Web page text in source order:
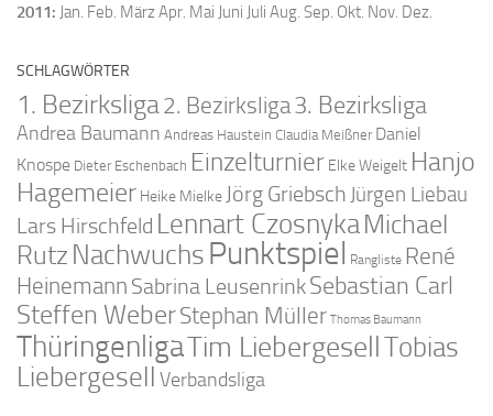
2011: Jan. Feb. MärzApr. Mai Juni Juli Aug. Sep. Okt. Nov. Dez.
SCHLAGWÖRTER
1. Bezirksliga2. Bezirksliga 3. Bezirksliga
Andrea Baumann Andreas Haustein Claudia Meißner Daniel
Knospe Dieter Eschenbach Einzelturnier Elke Weigelt Hanjo
Hagemeier Heike Mielke Jörg Griebsch Jürgen Liebau
Lars Hirschfeld Lennart Czosnyka Michael
Rutz Nachwuchs Punktspiel Rangliste René
Heinemann Sabrina LeusenrinkSebastian Carl
Steffen WeberStephan Müller Thomas Baumann
ThüringenligaTim LiebergesellTobias
Liebergesell Verbandsliga